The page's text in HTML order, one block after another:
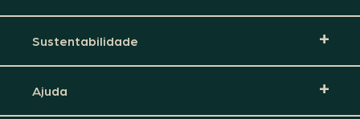
Sustentabilidade
Ajuda